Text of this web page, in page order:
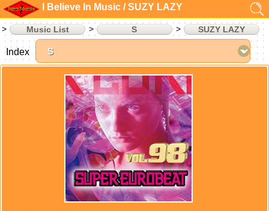
I Believe In Music / SUZY LAZY
Music List S SUZY LAZY
Index